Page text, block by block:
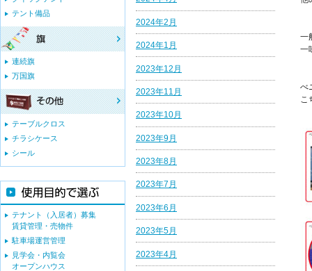
一
一
べ
こ
2024年2月
2024年1月
2023年12月
2023年11月
2023年10月
2023年9月
2023年8月
2023年7月
2023年6月
2023年5月
2023年4月
テント備品
連続旗
万国旗
テーブルクロス
チラシケース
シール
テナント（入居者）募集
賃貸管理・売物件
駐車場運営管理
見学会・内覧会
オープンハウス